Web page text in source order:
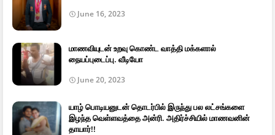
June 16, 2023
மாணவியுடன் உறவு கொண்ட வாத்தி மக்களால்
நையப்புடைப்பு. வீடியோ
June 20, 2023
யாழ் பொடியனுடன் தொடர்பில் இருந்து பல லட்சங்களை
இழந்த வெள்ளவத்தை அன்ரி. அதிர்ச்சியில் மாணவனின்
தாயார்!!